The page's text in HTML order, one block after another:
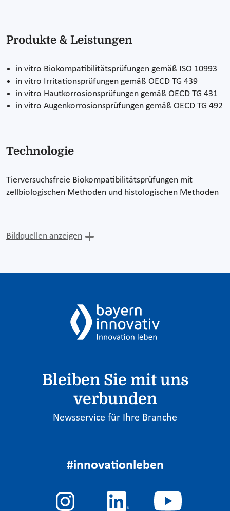
Produkte & Leistungen
in vitro Biokompatibilitätsprüfungen gemäß ISO 10993
in vitro Irritationsprüfungen gemäß OECD TG 439
in vitro Hautkorrosionsprüfungen gemäß OECD TG 431
in vitro Augenkorrosionsprüfungen gemäß OECD TG 492
Technologie
Tierversuchsfreie Biokompatibilitätsprüfungen mit
zellbiologischen Methoden und histologischen Methoden
Bildquellen anzeigen
Bleiben Sie mit uns
verbunden
Newsservice für Ihre Branche
#innovationleben